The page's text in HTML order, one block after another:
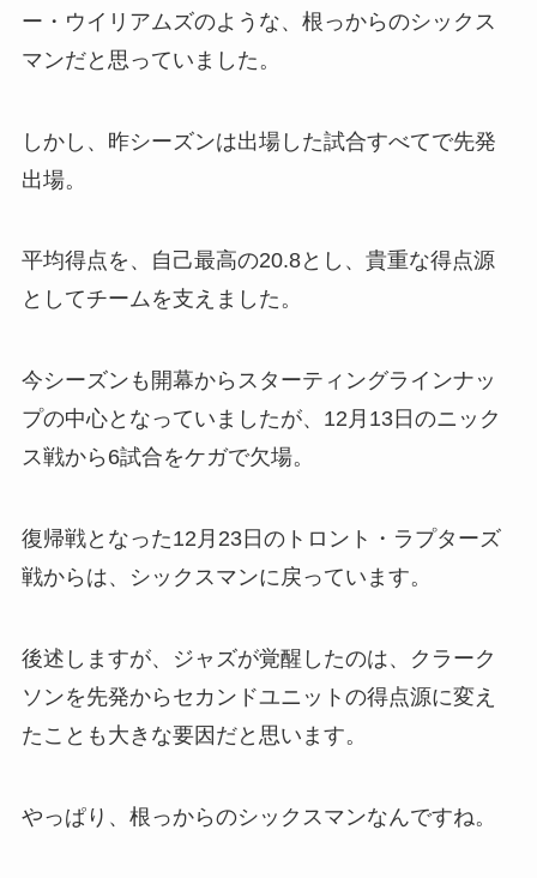
ー・ウイリアムズのような、根っからのシックス
マンだと思っていました。
しかし、昨シーズンは出場した試合すべてで先発
出場。
平均得点を、自己最高の20.8とし、貴重な得点源
としてチームを支えました。
今シーズンも開幕からスターティングラインナッ
プの中心となっていましたが、12月13日のニック
ス戦から6試合をケガで欠場。
復帰戦となった12月23日のトロント・ラプターズ
戦からは、シックスマンに戻っています。
後述しますが、ジャズが覚醒したのは、クラーク
ソンを先発からセカンドユニットの得点源に変え
たことも大きな要因だと思います。
やっぱり、根っからのシックスマンなんですね。